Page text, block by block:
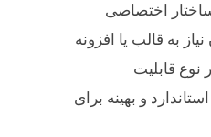
ساختار اختصاصی
به قالب یا افزونه
نوع قابلیت
و بهینه برای